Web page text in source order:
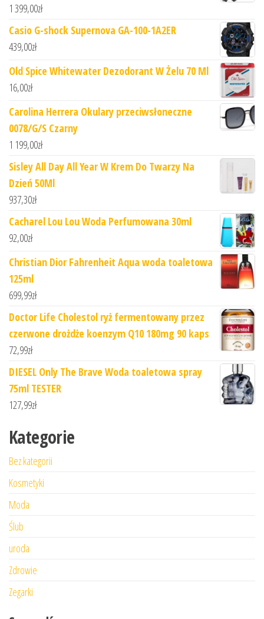
1 399,00zł
Casio G-shock Supernova GA-100-1A2ER
439,00zł
Old Spice Whitewater Dezodorant W Żelu 70 Ml
16,00zł
Carolina Herrera Okulary przeciwsłoneczne
0078/G/S Czarny
1 199,00zł
Sisley All Day All Year W Krem Do Twarzy Na
Dzień 50Ml
937,30zł
Cacharel Lou Lou Woda Perfumowana 30ml
92,00zł
Christian Dior Fahrenheit Aqua woda toaletowa
125ml
699,99zł
Doctor Life Cholestol ryż fermentowany przez
czerwone drożdże koenzym Q10 180mg 90 kaps
72,99zł
DIESEL Only The Brave Woda toaletowa spray
75ml TESTER
127,99zł
Kategorie
Bez kategorii
Kosmetyki
Moda
Ślub
uroda
Zdrowie
Zegarki